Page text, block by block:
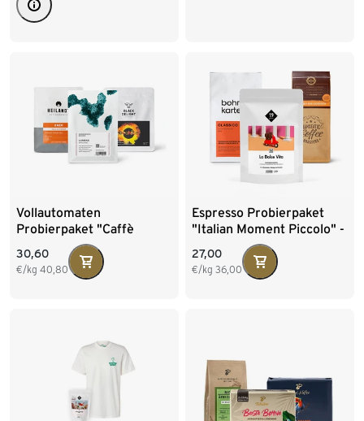
Vollautomaten
Probierpaket "Caffè
Crema Entdecker Set" -
3x 250 g Ganze Bohne
30,60
€/kg 40,80
Espresso Probierpaket
"Italian Moment Piccolo" -
3x 250 g Ganze Bohne
27,00
€/kg 36,00